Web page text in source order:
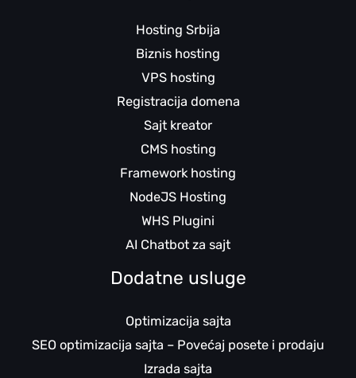
Hosting Srbija
Biznis hosting
VPS hosting
Registracija domena
Sajt kreator
CMS hosting
Framework hosting
NodeJS Hosting
WHS Plugini
AI Chatbot za sajt
Dodatne usluge
Optimizacija sajta
SEO optimizacija sajta – Povećaj posete i prodaju
Izrada sajta